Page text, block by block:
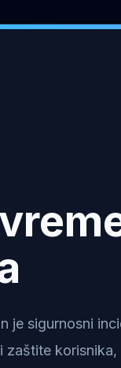
je sigurnosni
zaštite